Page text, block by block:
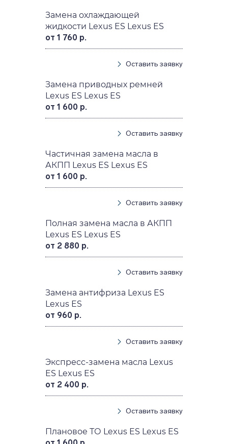
Замена охлаждающей
жидкости Lexus ES Lexus ES
от 1 760 р.
Оставить заявку
Замена приводных ремней
Lexus ES Lexus ES
от 1 600 р.
Оставить заявку
Частичная замена масла в
АКПП Lexus ES Lexus ES
от 1 600 р.
Оставить заявку
Полная замена масла в АКПП
Lexus ES Lexus ES
от 2 880 р.
Оставить заявку
Замена антифриза Lexus ES
Lexus ES
от 960 р.
Оставить заявку
Экспресс-замена масла Lexus
ES Lexus ES
от 2 400 р.
Оставить заявку
Плановое ТО Lexus ES Lexus ES